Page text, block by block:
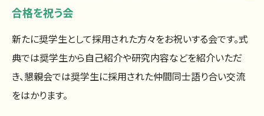
合格を祝う会
新たに奨学生として採用された方々をお祝いする会です。式
典では奨学生から自己紹介や研究内容などを紹介いただ
き、懇親会では奨学生に採用された仲間同士語り合い交流
をはかります。